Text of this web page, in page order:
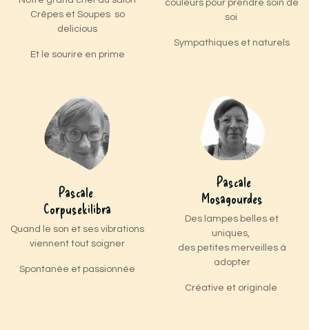
Crêpes et Soupes so
delicious
Et le sourire en prime
couleurs pour prendre soin de
soi
Sympathiques et naturels
Pascale
Corpusekilibra
Quand le son et ses vibrations
viennent tout soigner
Spontanée et passionnée
Pascale
Mosagourdes
Des lampes belles et
uniques,
des petites merveilles à
adopter
Créative et originale